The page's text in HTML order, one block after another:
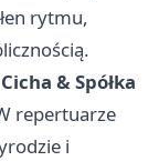
rytmu,
& Spółka
repertuarze
i